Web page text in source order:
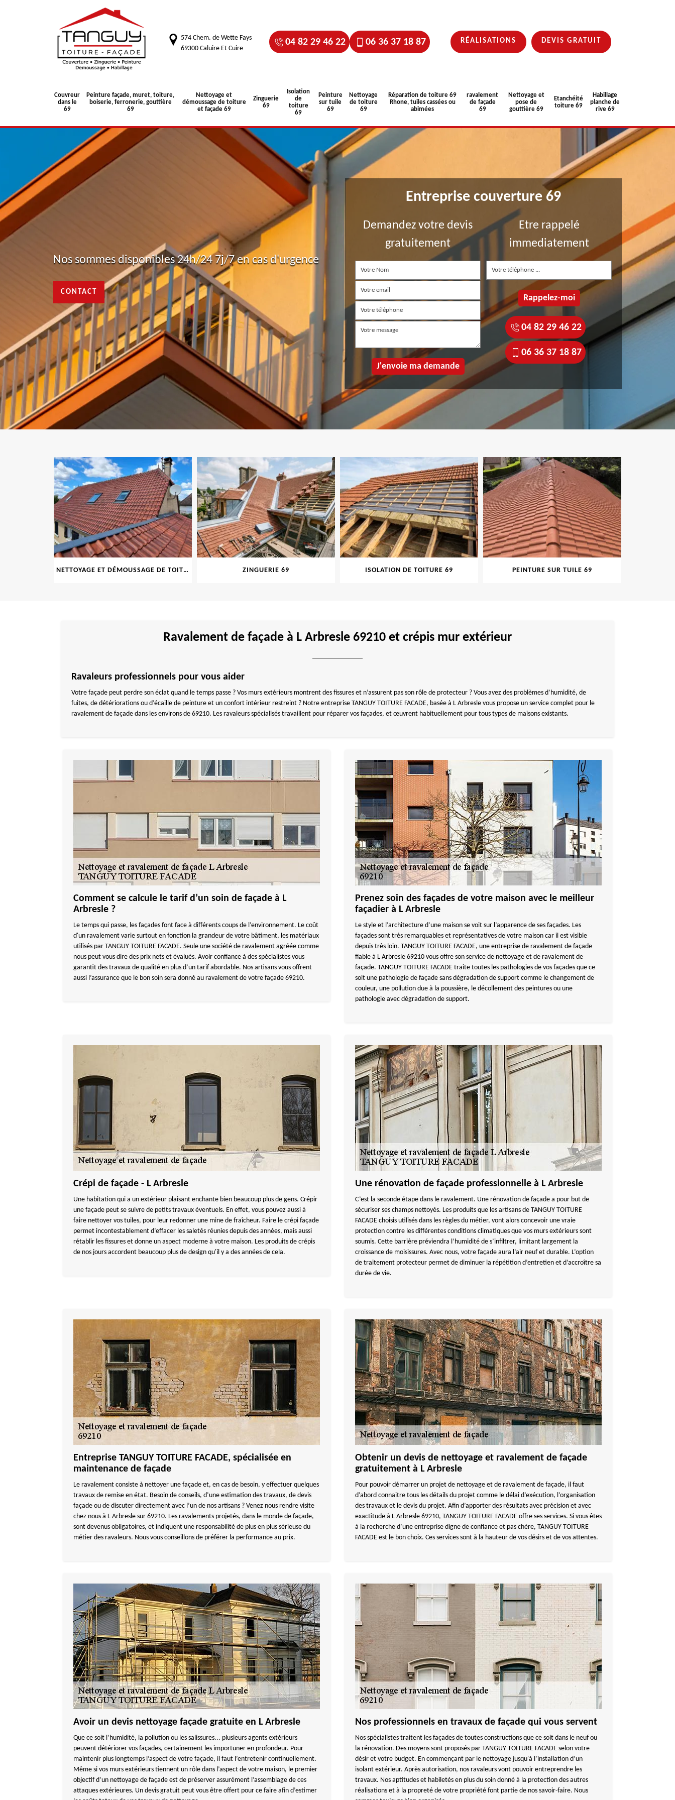
574 Chem. de Wette Fays
69300 Caluire Et Cuire
04 82 29 46 22 06 36 37 18 87 RÉALISATIONS DEVIS GRATUIT
Couvreur
dans le
69
Peinture façade, muret, toiture,
boiserie, ferronerie, gouttière
69
Nettoyage et
démoussage de toiture
et façade 69
Zinguerie
69
Isolation
de
toiture
69
Peinture
sur tuile
69
Nettoyage
de toiture
69
Réparation de toiture 69
Rhone, tuiles cassées ou
abimées
ravalement
de façade
69
Nettoyage et
pose de
gouttière 69
Etanchéité
toiture 69
Habillage
planche de
rive 69
Nos sommes disponibles 24h/24 7j/7 en cas d'urgence
CONTACT
Entreprise couverture 69
Demandez votre devis
gratuitement
Etre rappelé
immediatement
04 82 29 46 22
06 36 37 18 87
NETTOYAGE ET DÉMOUSSAGE DE TOITURE ET FAÇADE 69 ZINGUERIE 69 ISOLATION DE TOITURE 69 PEINTURE SUR TUILE 69
Ravalement de façade à L Arbresle 69210 et crépis mur extérieur
Ravaleurs professionnels pour vous aider
Votre façade peut perdre son éclat quand le temps passe ? Vos murs extérieurs montrent des fissures et n’assurent pas son rôle de protecteur ? Vous avez des problèmes d’humidité, de
fuites, de détériorations ou d’écaille de peinture et un confort intérieur restreint ? Notre entreprise TANGUY TOITURE FACADE, basée à L Arbresle vous propose un service complet pour le
ravalement de façade dans les environs de 69210. Les ravaleurs spécialisés travaillent pour réparer vos façades, et œuvrent habituellement pour tous types de maisons existants.
Comment se calcule le tarif d’un soin de façade à L
Arbresle ?
Le temps qui passe, les façades font face à différents coups de l’environnement. Le coût
d'un ravalement varie surtout en fonction la grandeur de votre bâtiment, les matériaux
utilisés par TANGUY TOITURE FACADE. Seule une société de ravalement agréée comme
nous peut vous dire des prix nets et évalués. Avoir confiance à des spécialistes vous
garantit des travaux de qualité en plus d’un tarif abordable. Nos artisans vous offrent
aussi l’assurance que le bon soin sera donné au ravalement de votre façade 69210.
Prenez soin des façades de votre maison avec le meilleur
façadier à L Arbresle
Le style et l’architecture d’une maison se voit sur l’apparence de ses façades. Les
façades sont très remarquables et représentatives de votre maison car il est visible
depuis très loin. TANGUY TOITURE FACADE, une entreprise de ravalement de façade
fiable à L Arbresle 69210 vous offre son service de nettoyage et de ravalement de
façade. TANGUY TOITURE FACADE traite toutes les pathologies de vos façades que ce
soit une pathologie de façade sans dégradation de support comme le changement de
couleur, une pollution due à la poussière, le décollement des peintures ou une
pathologie avec dégradation de support.
Crépi de façade - L Arbresle
Une habitation qui a un extérieur plaisant enchante bien beaucoup plus de gens. Crépir
une façade peut se suivre de petits travaux éventuels. En effet, vous pouvez aussi à
faire nettoyer vos tuiles, pour leur redonner une mine de fraîcheur. Faire le crépi façade
permet incontestablement d’effacer les saletés réunies depuis des années, mais aussi
rétablir les fissures et donne un aspect moderne à votre maison. Les produits de crépis
de nos jours accordent beaucoup plus de design qu'il y a des années de cela.
Une rénovation de façade professionnelle à L Arbresle
C’est la seconde étape dans le ravalement. Une rénovation de façade a pour but de
sécuriser ses champs nettoyés. Les produits que les artisans de TANGUY TOITURE
FACADE choisis utilisés dans les règles du métier, vont alors concevoir une vraie
protection contre les différentes conditions climatiques que vos murs extérieurs sont
soumis. Cette barrière préviendra l’humidité de s’infiltrer, limitant largement la
croissance de moisissures. Avec nous, votre façade aura l’air neuf et durable. L’option
de traitement protecteur permet de diminuer la répétition d’entretien et d’accroître sa
durée de vie.
Entreprise TANGUY TOITURE FACADE, spécialisée en
maintenance de façade
Le ravalement consiste à nettoyer une façade et, en cas de besoin, y effectuer quelques
travaux de remise en état. Besoin de conseils, d’une estimation des travaux, de devis
façade ou de discuter directement avec l’un de nos artisans ? Venez nous rendre visite
chez nous à L Arbresle sur 69210. Les ravalements projetés, dans le monde de façade,
sont devenus obligatoires, et indiquent une responsabilité de plus en plus sérieuse du
métier des ravaleurs. Nous vous conseillons de préférer la performance au prix.
Obtenir un devis de nettoyage et ravalement de façade
gratuitement à L Arbresle
Pour pouvoir démarrer un projet de nettoyage et de ravalement de façade, il faut
d’abord connaitre tous les détails du projet comme le délai d’exécution, l’organisation
des travaux et le devis du projet. Afin d’apporter des résultats avec précision et avec
exactitude à L Arbresle 69210, TANGUY TOITURE FACADE offre ses services. Si vous êtes
à la recherche d’une entreprise digne de confiance et pas chère, TANGUY TOITURE
FACADE est le bon choix. Ces services sont à la hauteur de vos désirs et de vos attentes.
Avoir un devis nettoyage façade gratuite en L Arbresle
Que ce soit l’humidité, la pollution ou les salissures... plusieurs agents extérieurs
peuvent détériorer vos façades, certainement les importuner en profondeur. Pour
maintenir plus longtemps l’aspect de votre façade, il faut l’entretenir continuellement.
Même si vos murs extérieurs tiennent un rôle dans l’aspect de votre maison, le premier
objectif d’un nettoyage de façade est de préserver assurément l’assemblage de ces
attaques extérieures. Un devis gratuit peut vous être offert pour ce faire afin d’estimer
Nos professionnels en travaux de façade qui vous servent
Nos spécialistes traitent les façades de toutes constructions que ce soit dans le neuf ou
la rénovation. Des moyens sont proposés par TANGUY TOITURE FACADE selon votre
désir et votre budget. En commençant par le nettoyage jusqu'à l’installation d’un
isolant extérieur. Après autorisation, nos ravaleurs vont pouvoir entreprendre les
travaux. Nos aptitudes et habiletés en plus du soin donné à la protection des autres
réalisations et à la propreté de votre propriété font partie de nos savoir-faire. Nous